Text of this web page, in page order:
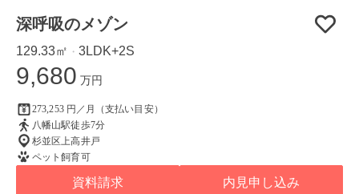
深呼吸のメゾン
129.33㎡ ・ 3LDK+2S
9,680 万円
273,253 円／月（支払い目安）
八幡山駅徒歩7分
杉並区上高井戸
ペット飼育可
資料請求 内見申し込み